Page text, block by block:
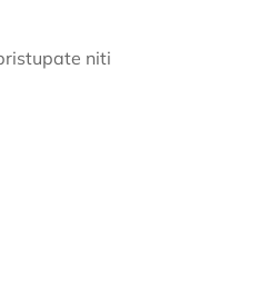
niti